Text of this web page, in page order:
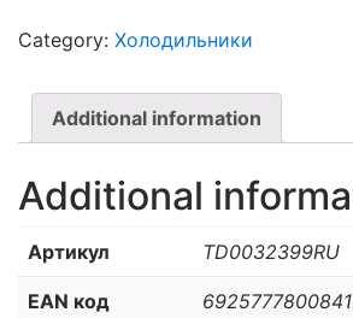
AKIRA
C64OCE
quantity
Category: Холодильники
Additional information
Additional
Артикул TD0032399RU
EAN код 6925777800841